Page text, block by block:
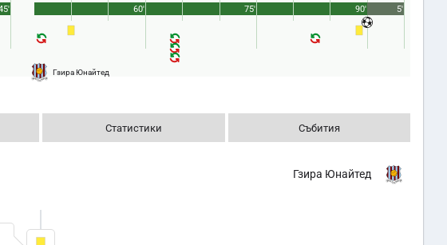
Гзира Юнайтед
90'
60' 75' 5'
Статистики Събития
Гзира Юнайтед